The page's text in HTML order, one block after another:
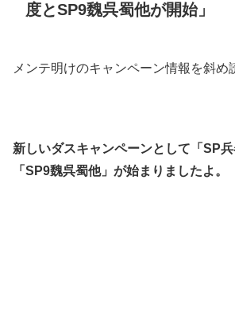
度とSP9魏呉蜀他が開始」
メンテ明けのキャンペーン情報を斜め
新しいダスキャンペーンとして「SP
「SP9魏呉蜀他」が始まりましたよ。